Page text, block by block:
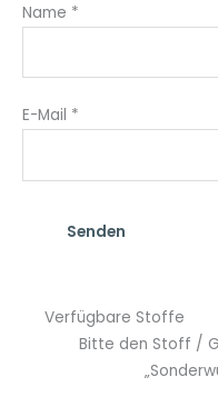
Name *
E-Mail *
Verfügbare Stoffe
Bitte den Stoff /